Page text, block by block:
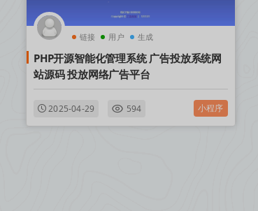
链接 用户 生成
PHP开源智能化管理系统 广告投放系统网
站源码 投放网络广告平台
2025-04-29 594 小程序